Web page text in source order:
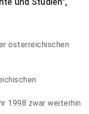
österreichischen
1998 zwar weiterhin